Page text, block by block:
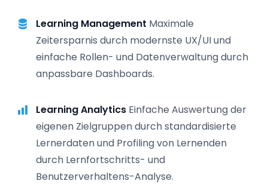
Learning Management Maximale
Zeitersparnis durch modernste UX/UI und
einfache Rollen- und Datenverwaltung durch
anpassbare Dashboards.
Learning Analytics Einfache Auswertung der
eigenen Zielgruppen durch standardisierte
Lernerdaten und Profiling von Lernenden
durch Lernfortschritts- und
Benutzerverhaltens-Analyse.